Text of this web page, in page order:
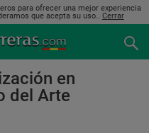
para ofrecer una mejor experiencia
que acepta su uso.. Cerrar
en
del Arte